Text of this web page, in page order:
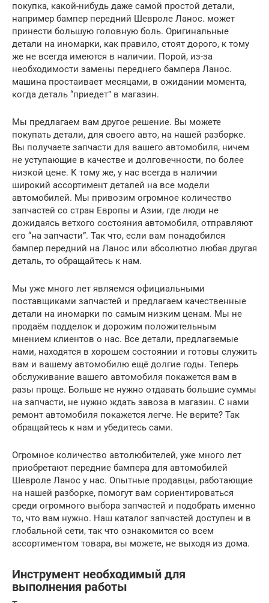
покупка, какой-нибудь даже самой простой детали,
например бампер передний Шевроле Ланос. может
принести большую головную боль. Оригинальные
детали на иномарки, как правило, стоят дорого, к тому
же не всегда имеются в наличии. Порой, из-за
необходимости замены переднего бампера Ланос.
машина простаивает месяцами, в ожидании момента,
когда деталь “приедет” в магазин.
Мы предлагаем вам другое решение. Вы можете
покупать детали, для своего авто, на нашей разборке.
Вы получаете запчасти для вашего автомобиля, ничем
не уступающие в качестве и долговечности, по более
низкой цене. К тому же, у нас всегда в наличии
широкий ассортимент деталей на все модели
автомобилей. Мы привозим огромное количество
запчастей со стран Европы и Азии, где люди не
дожидаясь ветхого состояния автомобиля, отправляют
его “на запчасти”. Так что, если вам понадобился
бампер передний на Ланос или абсолютно любая другая
деталь, то обращайтесь к нам.
Мы уже много лет являемся официальными
поставщиками запчастей и предлагаем качественные
детали на иномарки по самым низким ценам. Мы не
продаём подделок и дорожим положительным
мнением клиентов о нас. Все детали, предлагаемые
нами, находятся в хорошем состоянии и готовы служить
вам и вашему автомобилю ещё долгие годы. Теперь
обслуживание вашего автомобиля покажется вам в
разы проще. Больше не нужно отдавать большие суммы
на запчасти, не нужно ждать завоза в магазин. С нами
ремонт автомобиля покажется легче. Не верите? Так
обращайтесь к нам и убедитесь сами.
Огромное количество автолюбителей, уже много лет
приобретают передние бампера для автомобилей
Шевроле Ланос у нас. Опытные продавцы, работающие
на нашей разборке, помогут вам сориентироваться
среди огромного выбора запчастей и подобрать именно
то, что вам нужно. Наш каталог запчастей доступен и в
глобальной сети, так что ознакомится со всем
ассортиментом товара, вы можете, не выходя из дома.
Инструмент необходимый для
выполнения работы